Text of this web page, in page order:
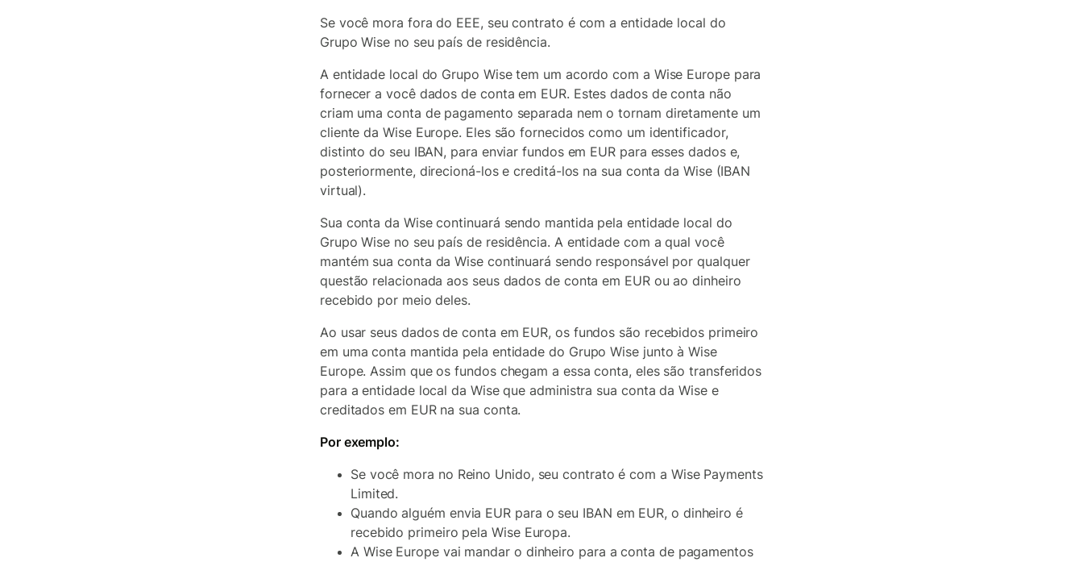
Se você mora fora do EEE, seu contrato é com a entidade local do
Grupo Wise no seu país de residência.
A entidade local do Grupo Wise tem um acordo com a Wise Europe para
fornecer a você dados de conta em EUR. Estes dados de conta não
criam uma conta de pagamento separada nem o tornam diretamente um
cliente da Wise Europe. Eles são fornecidos como um identificador,
distinto do seu IBAN, para enviar fundos em EUR para esses dados e,
posteriormente, direcioná-los e creditá-los na sua conta da Wise (IBAN
virtual).
Sua conta da Wise continuará sendo mantida pela entidade local do
Grupo Wise no seu país de residência. A entidade com a qual você
mantém sua conta da Wise continuará sendo responsável por qualquer
questão relacionada aos seus dados de conta em EUR ou ao dinheiro
recebido por meio deles.
Ao usar seus dados de conta em EUR, os fundos são recebidos primeiro
em uma conta mantida pela entidade do Grupo Wise junto à Wise
Europe. Assim que os fundos chegam a essa conta, eles são transferidos
para a entidade local da Wise que administra sua conta da Wise e
creditados em EUR na sua conta.
Por exemplo:
Se você mora no Reino Unido, seu contrato é com a Wise Payments
Limited.
Quando alguém envia EUR para o seu IBAN em EUR, o dinheiro é
recebido primeiro pela Wise Europa.
A Wise Europe vai mandar o dinheiro para a conta de pagamentos